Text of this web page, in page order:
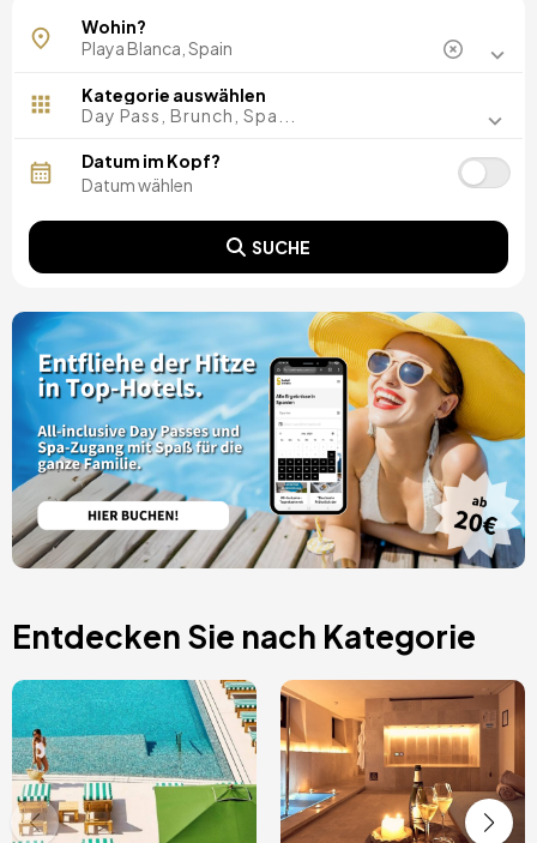
Wohin?
Kategorie auswählen
Day Pass, Brunch, Spa...
Datum im Kopf?
SUCHE
Entdecken Sie nach Kategorie